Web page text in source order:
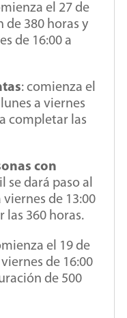
el 27 de
de 380 horas y
de 16:00 a
: comienza el
a viernes
completar las
con
se dará paso al
de 13:00
las 360 horas.
el 19 de
de 16:00
de 500